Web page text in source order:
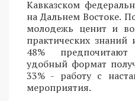
Кавказском
на Дальнем Востоке.
молодежь ценит и
практических знаний
48%
удобный формат
33% - работу с
мероприятия.